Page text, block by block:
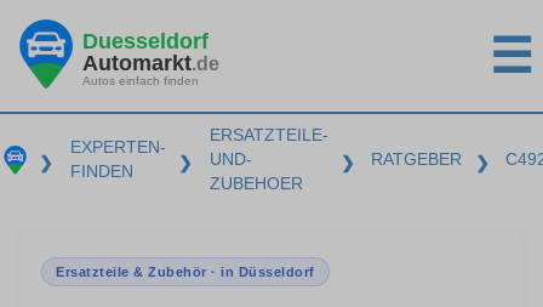
Duesseldorf
Automarkt.de
Autos einfach finden ☰
❯
EXPERTEN-
FINDEN
❯
ERSATZTEILE-
UND-
ZUBEHOER
❯ RATGEBER ❯
Ersatzteile & Zubehör · in Düsseldorf